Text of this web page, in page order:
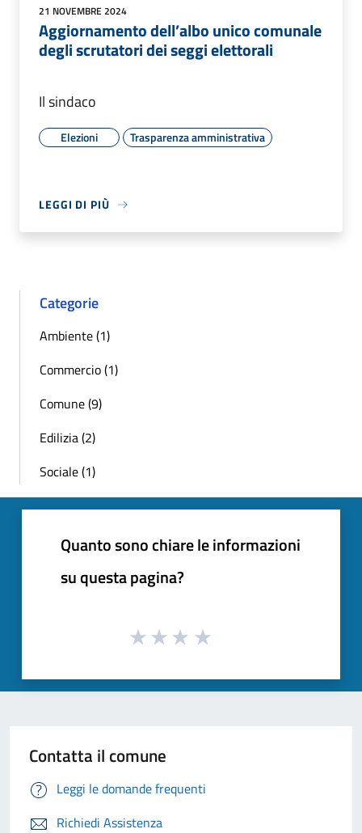
21 NOVEMBRE 2024
Aggiornamento dell’albo unico comunale
degli scrutatori dei seggi elettorali
Il sindaco
Elezioni Trasparenza amministrativa
LEGGI DI PIÙ
Categorie
Ambiente (1)
Commercio (1)
Comune (9)
Edilizia (2)
Sociale (1)
Quanto sono chiare le informazioni
su questa pagina?
Contatta il comune
Leggi le domande frequenti
Richiedi Assistenza